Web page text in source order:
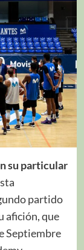
su particular
partido
afición, que
Septiembre